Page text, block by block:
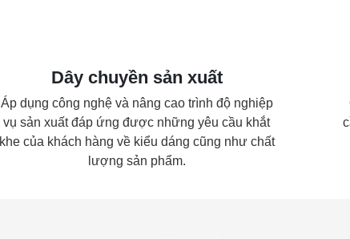
Dây chuyền sản xuất
Áp dụng công nghệ và nâng cao trình độ nghiệp
vụ sản xuất đáp ứng được những yêu cầu khắt
khe của khách hàng về kiểu dáng cũng như chất
lượng sản phẩm.